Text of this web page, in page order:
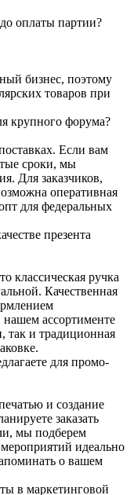
оплаты партии?
бизнес, поэтому
товаров при
крупного форума?
Если вам
сроки, мы
Для заказчиков,
оперативная
для федеральных
презента
классическая ручка
Качественная
нашем ассортименте
так и традиционная
для промо-
и создание
заказать
мы подберем
идеально
о вашем
в маркетинговой